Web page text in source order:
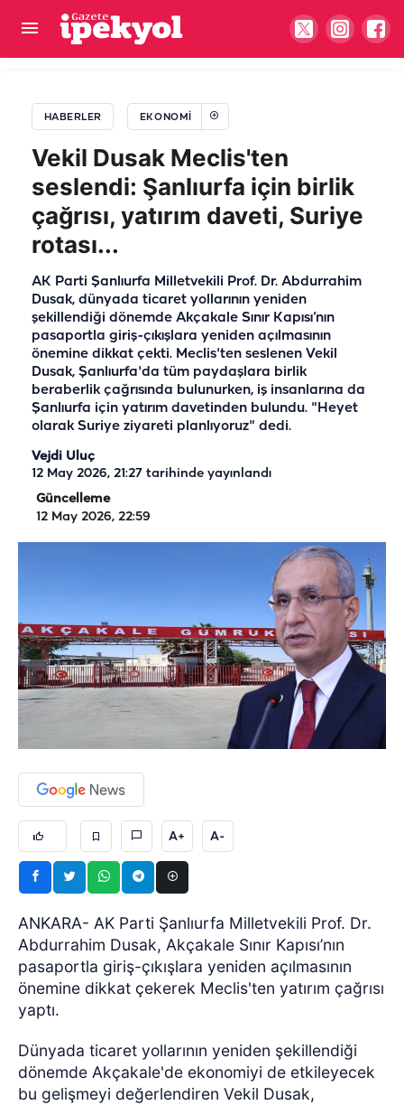
HABERLER EKONOMI
Vekil Dusak Meclis'ten
seslendi: Şanlıurfa için birlik
çağrısı, yatırım daveti, Suriye
rotası...
AK Parti Şanlıurfa Milletvekili Prof. Dr. Abdurrahim
Dusak, dünyada ticaret yollarının yeniden
şekillendiği dönemde Akçakale Sınır Kapısı’nın
pasaportla giriş-çıkışlara yeniden açılmasının
önemine dikkat çekti. Meclis'ten seslenen Vekil
Dusak, Şanlıurfa'da tüm paydaşlara birlik
beraberlik çağrısında bulunurken, iş insanlarına da
Şanlıurfa için yatırım davetinden bulundu. "Heyet
olarak Suriye ziyareti planlıyoruz" dedi.
Vejdi Uluç
12 May 2026, 21:27 tarihinde yayınlandı
Güncelleme
12 May 2026, 22:59
A+ A-
ANKARA- AK Parti Şanlıurfa Milletvekili Prof. Dr.
Abdurrahim Dusak, Akçakale Sınır Kapısı’nın
pasaportla giriş-çıkışlara yeniden açılmasının
önemine dikkat çekerek Meclis'ten yatırım çağrısı
yaptı.
Dünyada ticaret yollarının yeniden şekillendiği
dönemde Akçakale'de ekonomiyi de etkileyecek
bu gelişmeyi değerlendiren Vekil Dusak,
Orta Doğu’da gerilim arttı: Altın fiyatları sert